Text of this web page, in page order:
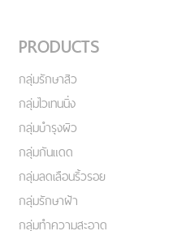
PRODUCTS
กลุ่มรักษาสิว
กลุ่มไวเทนนิ่ง
กลุ่มบำรุงผิว
กลุ่มกันแดด
กลุ่มลดเลือนริ้วรอย